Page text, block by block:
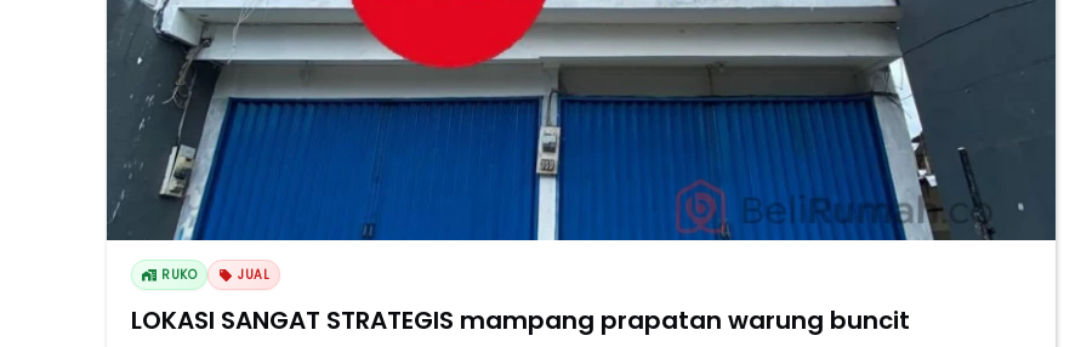
RUKO JUAL
LOKASI SANGAT STRATEGIS mampang prapatan warung buncit